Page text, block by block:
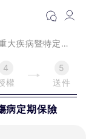
新光人壽珍愛幸福重大疾病暨特定傷病定期保險
4
權
5
送件
病定期保險